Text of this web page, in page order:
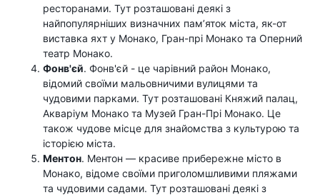
ресторанами. Тут розташовані деякі з
найпопулярніших визначних пам’яток міста, як-от
виставка яхт у Монако, Гран-прі Монако та Оперний
театр Монако.
Фонв'єй. Фонв'єй - це чарівний район Монако,
відомий своїми мальовничими вулицями та
чудовими парками. Тут розташовані Княжий палац,
Акваріум Монако та Музей Гран-Прі Монако. Це
також чудове місце для знайомства з культурою та
історією міста.
Ментон. Ментон — красиве прибережне місто в
Монако, відоме своїми приголомшливими пляжами
та чудовими садами. Тут розташовані деякі з